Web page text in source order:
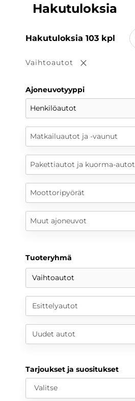
Hakutuloksia
Hakutuloksia 103 kpl
Vaihtoautot Poista valinta
Ajoneuvotyyppi
Henkilöautot
Matkailuautot ja -vaunut
Pakettiautot ja kuorma-autot
Moottoripyörät
Muut ajoneuvot
Tuoteryhmä
Vaihtoautot
Esittelyautot
Uudet autot
Tarjoukset ja suositukset
Valitse